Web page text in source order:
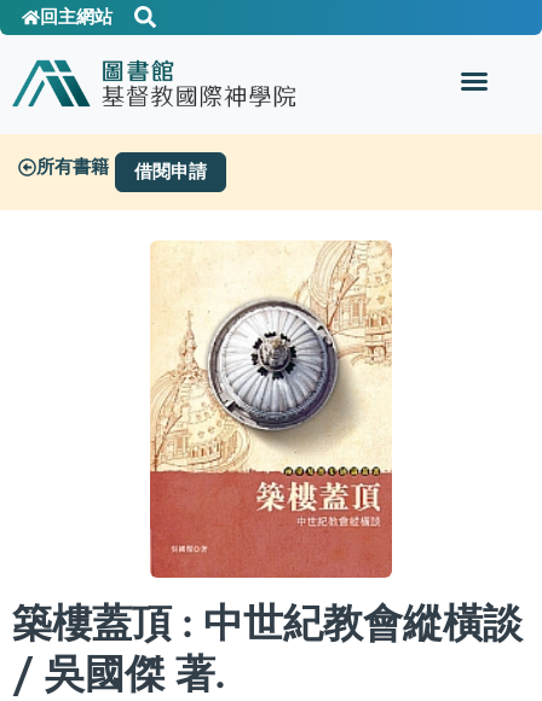
回主網站
所有書籍 借閱申請
築樓蓋頂 : 中世紀教會縱橫談
/ 吳國傑 著.